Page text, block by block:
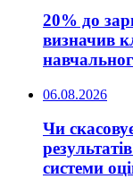
20% до
визначив
06.08.2026
Чи
системи